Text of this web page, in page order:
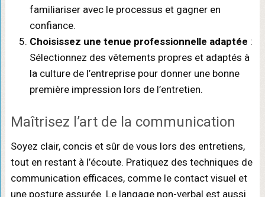
familiariser avec le processus et gagner en
confiance.
Choisissez une tenue professionnelle adaptée :
Sélectionnez des vêtements propres et adaptés à
la culture de l’entreprise pour donner une bonne
première impression lors de l’entretien.
Maîtrisez l’art de la communication
Soyez clair, concis et sûr de vous lors des entretiens,
tout en restant à l’écoute. Pratiquez des techniques de
communication efficaces, comme le contact visuel et
une posture assurée. Le langage non-verbal est aussi